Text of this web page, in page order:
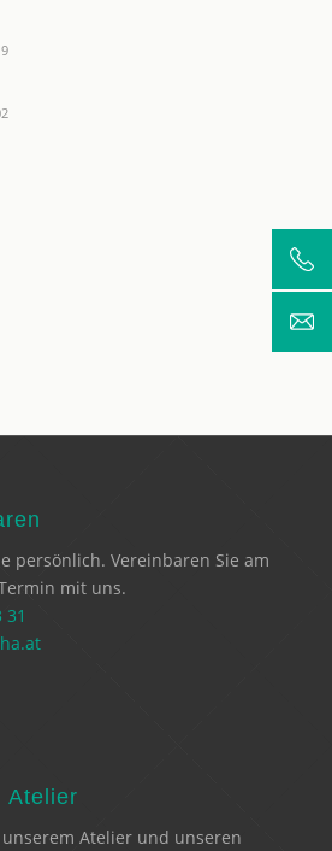
persönlich. Vereinbaren Sie am
mit uns.
31
Atelier
Atelier und unseren